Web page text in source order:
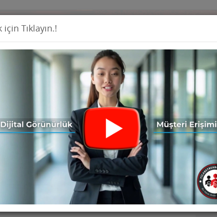
Firma Ekle
İş İlanları Ürünler Haberler Seri
için Tıklayın.!